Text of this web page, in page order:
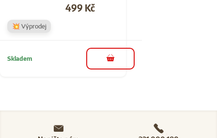
Cena
499 Kč
💥 Výprodej
Skladem do košíku